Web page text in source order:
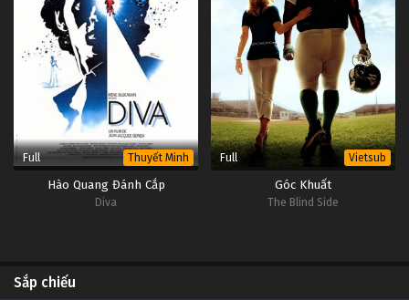
Full Thuyết Minh
Hào Quang Đánh Cắp
Diva
Full Vietsub
Góc Khuất
The Blind Side
Sắp chiếu